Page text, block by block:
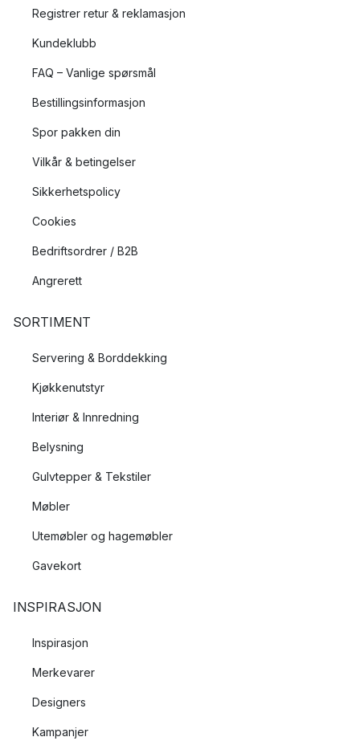
Registrer retur & reklamasjon
Kundeklubb
FAQ – Vanlige spørsmål
Bestillingsinformasjon
Spor pakken din
Vilkår & betingelser
Sikkerhetspolicy
Cookies
Bedriftsordrer / B2B
Angrerett
SORTIMENT
Servering & Borddekking
Kjøkkenutstyr
Interiør & Innredning
Belysning
Gulvtepper & Tekstiler
Møbler
Utemøbler og hagemøbler
Gavekort
INSPIRASJON
Inspirasjon
Merkevarer
Designers
Kampanjer